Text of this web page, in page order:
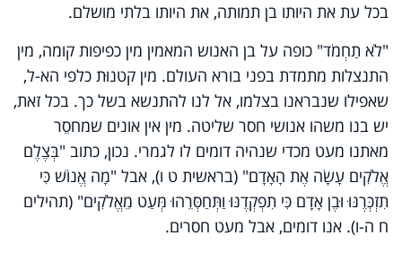
בכל עת את היותו בן תמותה, את היותו בלתי מושלם.
"לֹא תַחְמֹד" כופה על בן האנוש המאמין מין כפיפות קומה, מין
התנצלות מתמדת בפני בורא העולם. מין קטנוּת כלפי הא-ל,
שאפילו שנבראנו בצלמו, אל לנו להתנשא בשל כך. בכל זאת,
יש בנו משהו אנושי חסר שליטה. מין אין אונים שמחסֵר
מאתנו מעט מכדי שנהיה דומים לו לגמרי. נכון, כתוב "בְּצֶלֶם
אֱלֹקִים עָשָׂה אֶת הָאָדָם" (בראשית ט ו), אבל "מָה אֱנוֹשׁ כִּי
תִזְכְּרֶנּוּ וּבֶן אָדָם כִּי תִפְקְדֶנּוּ וַתְּחַסְּרֵהוּ מְּעַט מֵאֱלֹקִים" (תהילים
ח ה-ו). אנו דומים, אבל מעט חסרים.